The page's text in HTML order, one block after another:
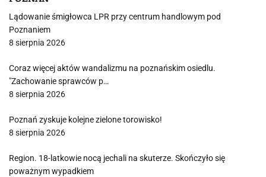
Lądowanie śmigłowca LPR przy centrum handlowym pod
Poznaniem
8 sierpnia 2026
Coraz więcej aktów wandalizmu na poznańskim osiedlu.
"Zachowanie sprawców p…
8 sierpnia 2026
Poznań zyskuje kolejne zielone torowisko!
8 sierpnia 2026
Region. 18-latkowie nocą jechali na skuterze. Skończyło się
poważnym wypadkiem